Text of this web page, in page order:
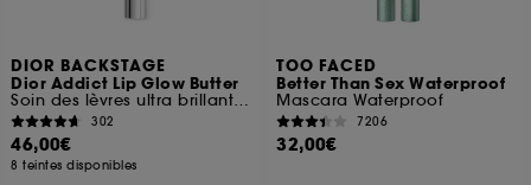
DIOR BACKSTAGE
Dior Addict Lip Glow Butter
Soin des lèvres ultra brillant, peptide + céramide
302
46,00€
8 teintes disponibles
TOO FACED
Better Than Sex Waterproof
Mascara Waterproof
7206
32,00€